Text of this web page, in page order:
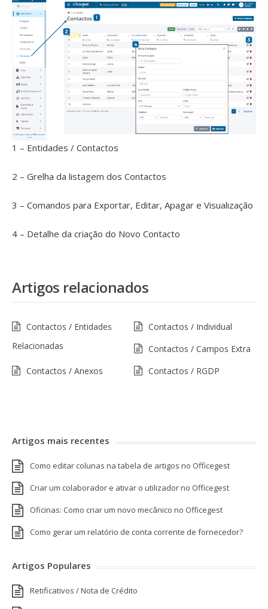
1 – Entidades / Contactos
2 – Grelha da listagem dos Contactos
3 – Comandos para Exportar, Editar, Apagar e Visualização
4 – Detalhe da criação do Novo Contacto
Artigos relacionados
Contactos / Entidades
Relacionadas
Contactos / Individual
Contactos / Campos Extra
Contactos / Anexos
Contactos / RGDP
Artigos mais recentes
Como editar colunas na tabela de artigos no Officegest
Criar um colaborador e ativar o utilizador no Officegest
Oficinas: Como criar um novo mecânico no Officegest
Como gerar um relatório de conta corrente de fornecedor?
Artigos Populares
Retificativos / Nota de Crédito